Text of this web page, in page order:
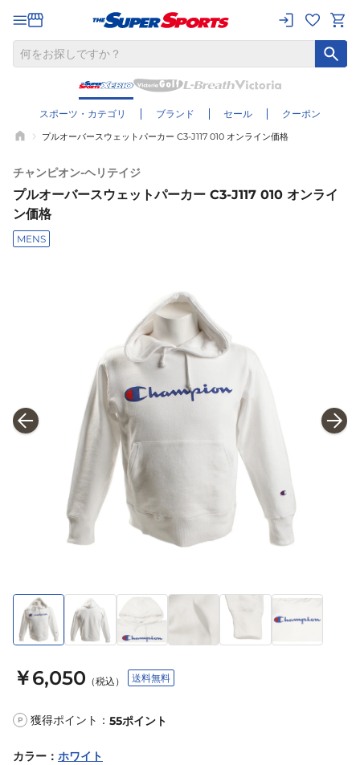
スポーツ・カテゴリ ブランド セール クーポン
プルオーバースウェットパーカー C3-J117 010 オンライン価格
チャンピオン-ヘリテイジ
プルオーバースウェットパーカー C3-J117 010 オンライ
ン価格
MENS
￥6,050 （税込） 送料無料
P 獲得ポイント： 55ポイント
カラー ： ホワイト